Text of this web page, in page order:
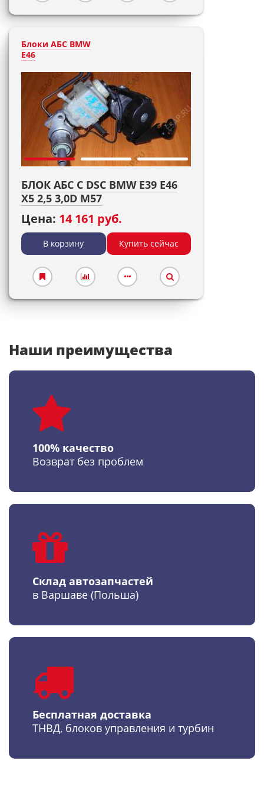
Блоки АБС BMW
E46
БЛОК АБС С DSC BMW E39 E46
X5 2,5 3,0D M57
Цена: 14 161 руб.
В корзину Купить сейчас
Наши преимущества
100% качество
Возврат без проблем
Склад автозапчастей
в Варшаве (Польша)
Бесплатная доставка
ТНВД, блоков управления и турбин